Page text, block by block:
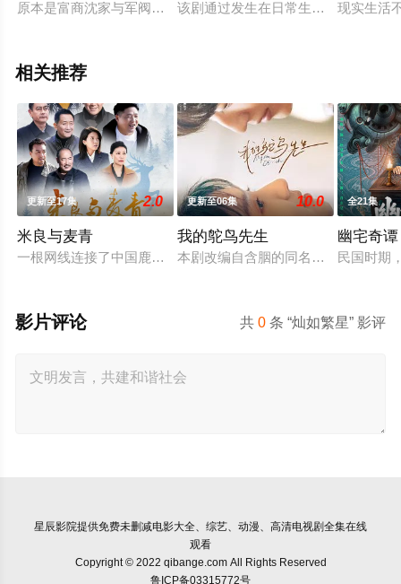
原本是富商沈家与军阀聂家联姻的喜日，大小姐沈青夏（牛欣
该剧通过发生在日常生活中的案例，
现实生活
相关推荐
更新至17集 2.0
米良与麦青
一根网线连接了中国鹿鸣村和英国牛津，麦香通过视频向米良
更新至06集 10.0
我的鸵鸟先生
本剧改编自含胭的同名小说，讲述了
全21集
幽宅奇谭
民国时期
共0 条 “灿如繁星” 影评
影片评论
星辰影院提供免费未删减电影大全、综艺、动漫、高清电视剧全集在线
观看
Copyright © 2022 qibange.com All Rights Reserved
鲁ICP备03315772号